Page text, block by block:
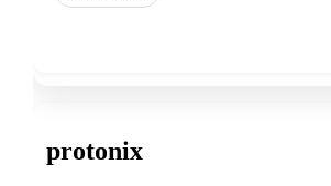
protonix